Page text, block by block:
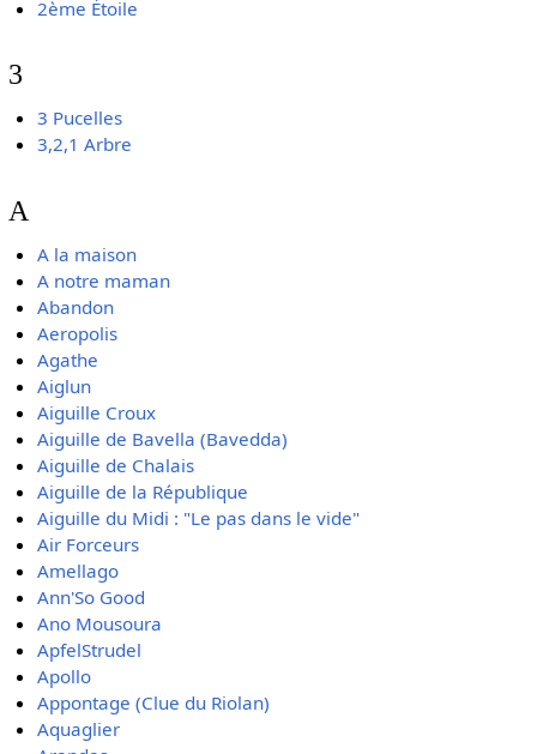
2ème Étoile
3
3 Pucelles
3,2,1 Arbre
A
A la maison
A notre maman
Abandon
Aeropolis
Agathe
Aiglun
Aiguille Croux
Aiguille de Bavella (Bavedda)
Aiguille de Chalais
Aiguille de la République
Aiguille du Midi : "Le pas dans le vide"
Air Forceurs
Amellago
Ann'So Good
Ano Mousoura
ApfelStrudel
Apollo
Appontage (Clue du Riolan)
Aquaglier